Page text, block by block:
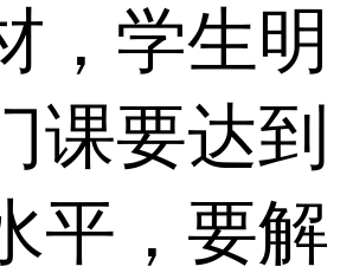
，学生明
课要达到
平，要解